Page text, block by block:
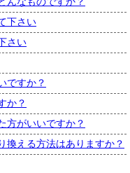
下さい
さい
ですか？
か？
方がいいですか？
換える方法はありますか？